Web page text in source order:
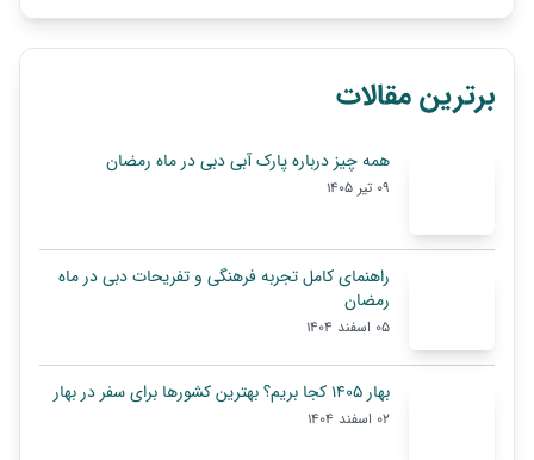
برترین مقالات
همه چیز درباره پارک آبی دبی در ماه رمضان
09 تیر 1405
راهنمای کامل تجربه فرهنگی و تفریحات دبی در ماه
رمضان
05 اسفند 1404
بهار ۱۴۰۵ کجا بریم؟ بهترین کشورها برای سفر در بهار
02 اسفند 1404